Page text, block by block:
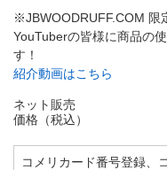
※JBWOODRUFF.COM 限
YouTuberの皆様に商品の
す！
紹介動画はこちら
ネット販売
価格（税込）
コメリカード番号登録、